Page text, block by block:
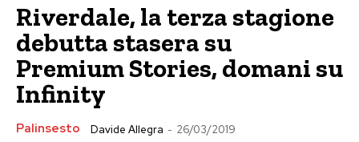
Riverdale, la terza stagione
debutta stasera su
Premium Stories, domani su
Infinity
Palinsesto Davide Allegra - 26/03/2019